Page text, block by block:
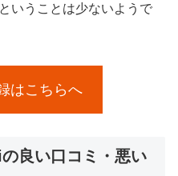
いうことは少ないようで
はこちらへ
良い口コミ・悪い